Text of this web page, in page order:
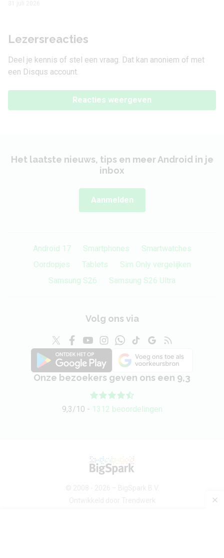
Lezersreacties
Deel je kennis of stel een vraag. Dat kan anoniem of met
een Disqus account.
Reacties weergeven
Het laatste nieuws, tips en meer Android in je
inbox
Aanmelden
Android 17 Smartphones
Smartwatches
Oordopjes
Tablets
Sim Only vergelijken
Samsung S26
Samsung S26 Ultra
Volg ons via
Onze bezoekers geven ons een 9,3
9,3/10 - 1312 beoordelingen